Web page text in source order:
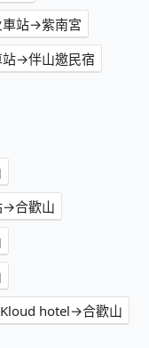
車站→紫南宮
站→伴山邀民宿
→合歡山
hotel→合歡山